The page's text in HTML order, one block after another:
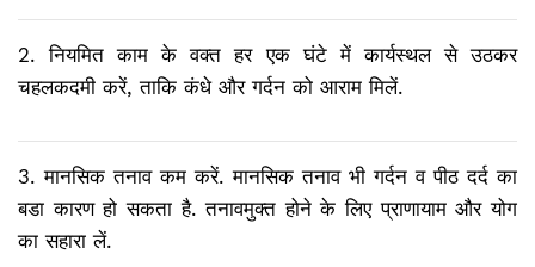
2. नियमित काम के वक्त हर एक घंटे में कार्यस्थल से उठकर
चहलकदमी करें, ताकि कंधे और गर्दन को आराम मिलें.
3. मानसिक तनाव कम करें. मानसिक तनाव भी गर्दन व पीठ दर्द का
बडा कारण हो सकता है. तनावमुक्त होने के लिए प्राणायाम और योग
का सहारा लें.